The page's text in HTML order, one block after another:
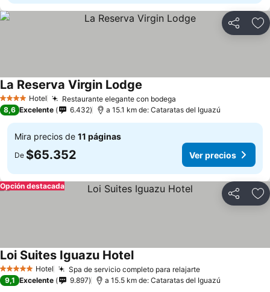
Compartir
4 EstrellasHotel Restaurante elegante con bodega
La Reserva Virgin Lodge
8,6 Excelente 6.432 a 15.1 km de: Cataratas del Iguazú
Mira precios de 11 páginas
De $65.352 Ver precios
Compartir
Opción destacada
5 Estrellas Hotel Spa de servicio completo para relajarte
Loi Suites Iguazu Hotel
9,1 Excelente 9.897 a 15.5 km de: Cataratas del Iguazú